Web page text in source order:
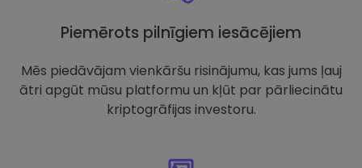
Piemērots pilnīgiem iesācējiem
Mēs piedāvājam vienkāršu risinājumu, kas jums ļauj
ātri apgūt mūsu platformu un kļūt par pārliecinātu
kriptogrāfijas investoru.